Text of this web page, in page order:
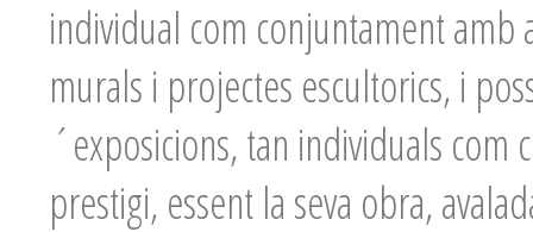
individual com conjuntament amb
murals i projectes escultorics, i
´exposicions, tan individuals com
prestigi, essent la seva obra,